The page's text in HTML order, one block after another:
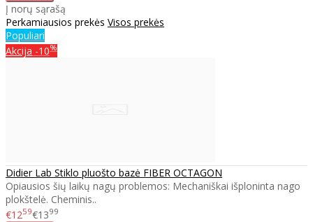
Į norų sąrašą
Perkamiausios prekės Visos prekės
Populiari
Akcija -10%
Didier Lab Stiklo pluošto bazė FIBER OCTAGON
Opiausios šių laikų nagų problemos: Mechaniškai išploninta nago
plokštelė. Cheminis..
€1259€1399